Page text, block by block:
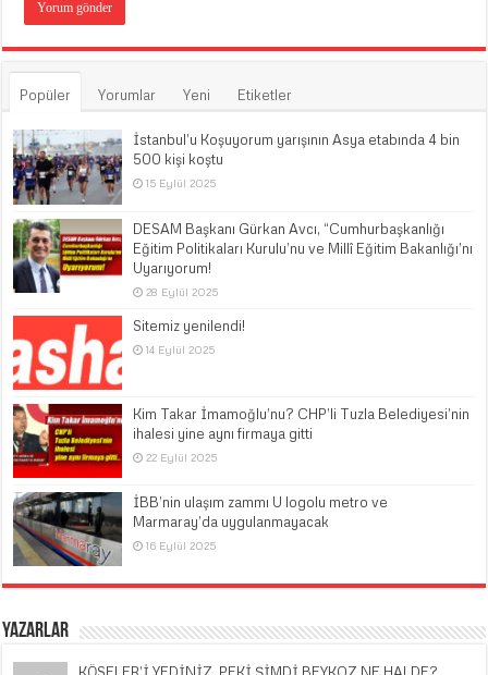
Popüler Yorumlar Yeni Etiketler
İstanbul’u Koşuyorum yarışının Asya etabında 4 bin
500 kişi koştu
15 Eylül 2025
DESAM Başkanı Gürkan Avcı, “Cumhurbaşkanlığı
Eğitim Politikaları Kurulu’nu ve Millî Eğitim Bakanlığı’nı
Uyarıyorum!
28 Eylül 2025
Sitemiz yenilendi!
14 Eylül 2025
Kim Takar İmamoğlu’nu? CHP’li Tuzla Belediyesi’nin
ihalesi yine aynı firmaya gitti
22 Eylül 2025
İBB’nin ulaşım zammı U logolu metro ve
Marmaray’da uygulanmayacak
16 Eylül 2025
Yazarlar